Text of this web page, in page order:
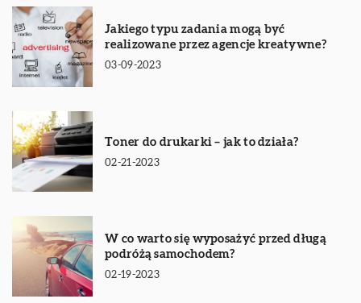
Jakiego typu zadania mogą być
realizowane przez agencje kreatywne?
03-09-2023
Toner do drukarki – jak to działa?
02-21-2023
W co warto się wyposażyć przed długą
podróżą samochodem?
02-19-2023